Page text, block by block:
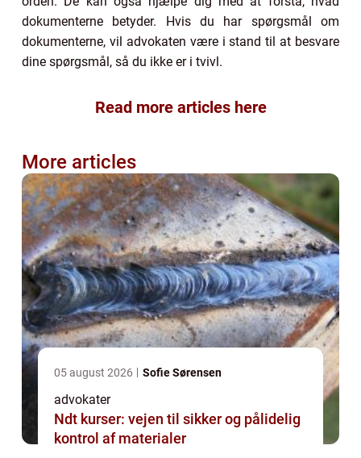
dokumenterne betyder. Hvis du har spørgsmål om
dokumenterne, vil advokaten være i stand til at besvare
dine spørgsmål, så du ikke er i tvivl.
Read more articles here
More articles
05 august 2026 Sofie Sørensen
advokater
Ndt kurser: vejen til sikker og pålidelig
kontrol af materialer